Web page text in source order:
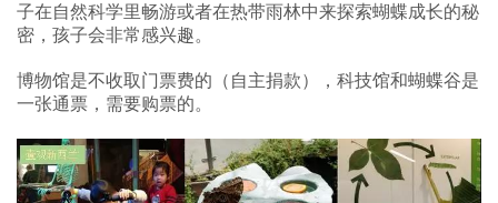
子在自然科学里畅游或者在热带雨林中来探索蝴蝶成长的秘
密，孩子会非常感兴趣。
博物馆是不收取门票费的（自主捐款），科技馆和蝴蝶谷是
一张通票，需要购票的。